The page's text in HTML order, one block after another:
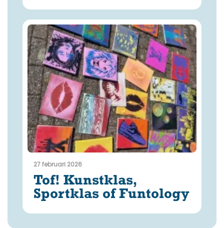
27 februari 2026
Tof! Kunstklas,
Sportklas of Funtology